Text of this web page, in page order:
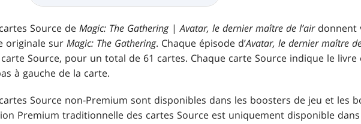
Source de Magic: The Gathering|Avatar, le dernier maître de l’airdonnent
originale sur Magic: The Gathering. Chaque épisode d’Avatar, le dernier maître
Source, pour un total de 61 cartes. Chaque carte Source indique le livre
à gauche de la carte.
Source non-Premium sont disponibles dans les boosters de jeu et les
Premium traditionnelle des cartes Source est uniquement disponible